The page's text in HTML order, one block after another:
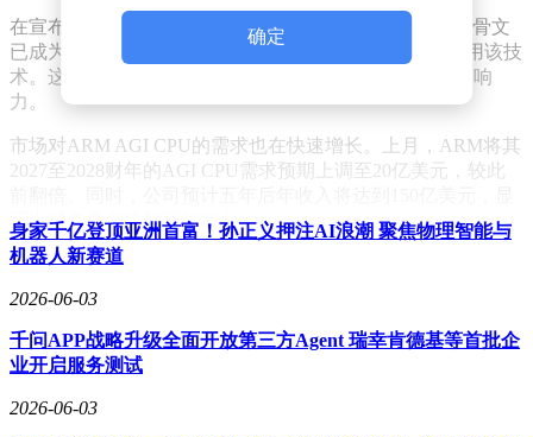
在宣布这一观点的同时，ARM还透露了其业务进展：甲骨文
已成为其自研AGI CPU的新客户，而me
ta则早已率先采用该技
术。这一消息进一步印证了ARM在AI芯片领域的市场影响
力。
市场对ARM AGI CPU的需求也在快速增长。上月，ARM将其
2027至2028财年的AGI CPU需求预期上调至20亿美元，较此
示出对未来市场的强烈信心。
确定
身家千亿登顶亚洲首富！孙正义押注AI浪潮 聚焦物理智能与
机器人新赛道
2026-06-03
千问APP战略升级全面开放第三方Agent 瑞幸肯德基等首批企
业开启服务测试
2026-06-03